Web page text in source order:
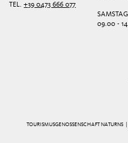
TEL.+39 0473 666 077
SAMSTAG
09.00 -
TOURISMUSGENOSSENSCHAFT NATURNS |